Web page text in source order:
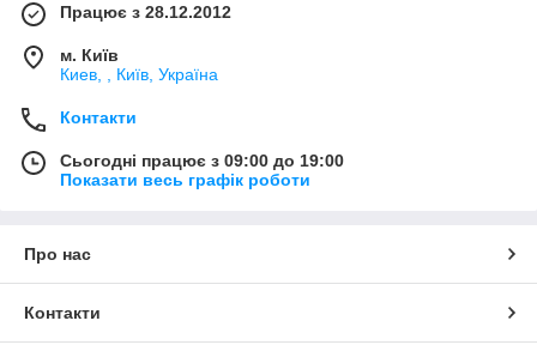
Працює з 28.12.2012
м. Київ
Киев, , Київ, Україна
Контакти
Сьогодні працює з 09:00 до 19:00
Показати весь графік роботи
Про нас
Контакти